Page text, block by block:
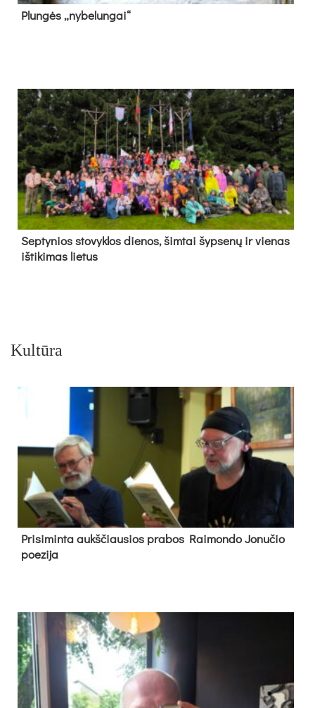
Plun­gės „ny­be­lun­gai“
Sep­ty­nios sto­vyk­los die­nos, šim­tai šyp­se­nų ir vie­nas
iš­ti­ki­mas lie­tus
Kultūra
Pri­si­min­ta aukš­čiau­sios pra­bos Rai­mon­do Jo­nu­čio
poe­zi­ja